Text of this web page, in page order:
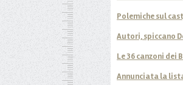
Polemiche sul
Autori, spiccano
Le 36 canzoni dei
Annunciata la